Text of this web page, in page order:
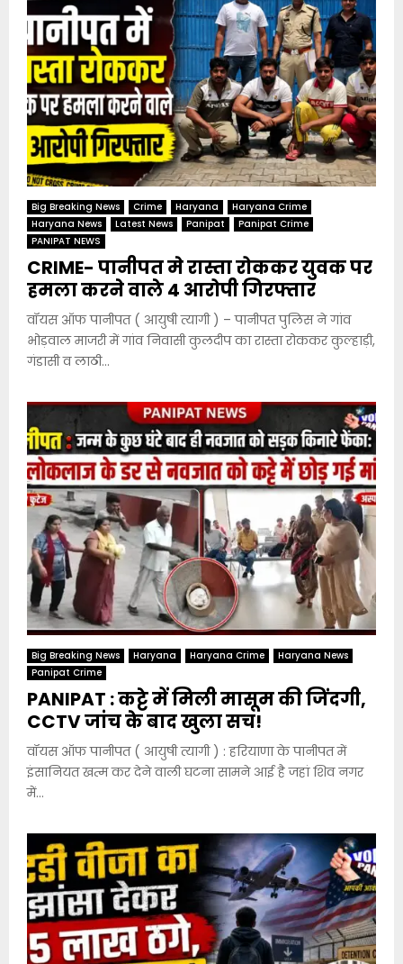
Big Breaking News Crime Haryana
Haryana Crime
Haryana News
Latest News Panipat
Panipat Crime
PANIPAT NEWS
CRIME- पानीपत मे रास्ता रोककर युवक पर
हमला करने वाले 4 आरोपी गिरफ्तार
वॉयस ऑफ पानीपत ( आयुषी त्यागी ) – पानीपत पुलिस ने गांव
भोड़वाल माजरी में गांव निवासी कुलदीप का रास्ता रोककर कुल्हाड़ी,
गंडासी व लाठी...
Big Breaking News Haryana Haryana Crime
Haryana News
Panipat Crime
PANIPAT : कट्टे में मिली मासूम की जिंदगी,
CCTV जांच के बाद खुला सच!
वॉयस ऑफ पानीपत ( आयुषी त्यागी ) : हरियाणा के पानीपत में
इंसानियत खत्म कर देने वाली घटना सामने आई है जहां शिव नगर
में...